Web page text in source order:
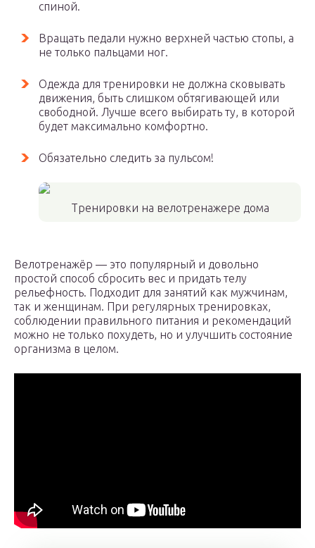
спиной.
Вращать педали нужно верхней частью стопы, а
не только пальцами ног.
Одежда для тренировки не должна сковывать
движения, быть слишком обтягивающей или
свободной. Лучше всего выбирать ту, в которой
будет максимально комфортно.
Обязательно следить за пульсом!
Тренировки на велотренажере дома
Велотренажёр — это популярный и довольно
простой способ сбросить вес и придать телу
рельефность. Подходит для занятий как мужчинам,
так и женщинам. При регулярных тренировках,
соблюдении правильного питания и рекомендаций
можно не только похудеть, но и улучшить состояние
организма в целом.